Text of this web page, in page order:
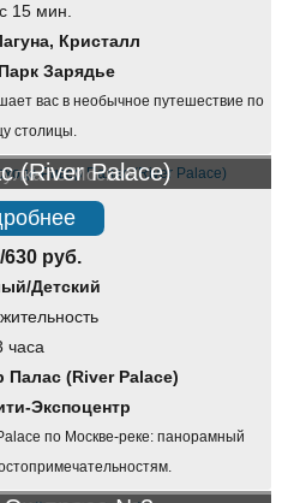
15 мин.
Кристалл
Зарядье
вас в необычное путешествие по
столицы.
по Москве
(River Palace)
630 руб.
Детский
часа
Палас (River Palace)
Экспоцентр
по Москве-реке: панорамный